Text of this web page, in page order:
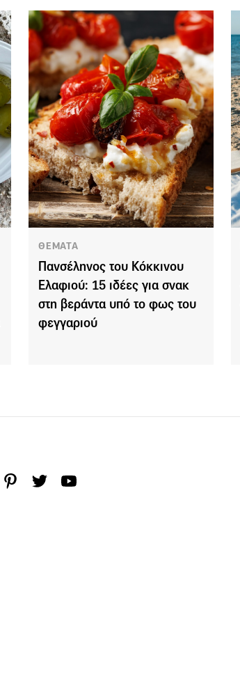
ΘΕΜΑΤΑ
Πανσέληνος του Κόκκινου
Ελαφιού: 15 ιδέες για σνακ
στη βεράντα υπό το φως του
φεγγαριού